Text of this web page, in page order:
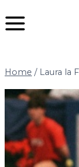
al
Home / Laura la